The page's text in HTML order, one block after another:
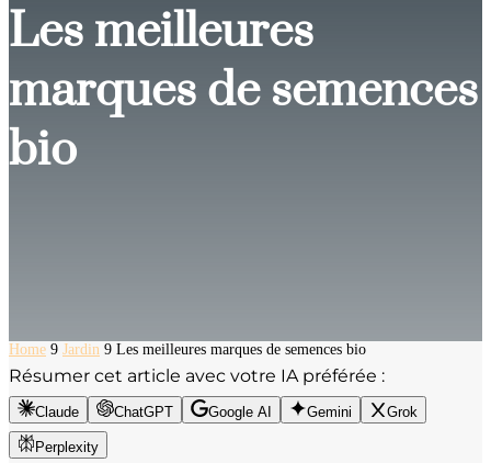
Les meilleures
marques de semences
bio
Home 9 Jardin 9 Les meilleures marques de semences bio
Résumer cet article avec votre IA préférée :
Claude ChatGPT Google AI Gemini Grok
Perplexity